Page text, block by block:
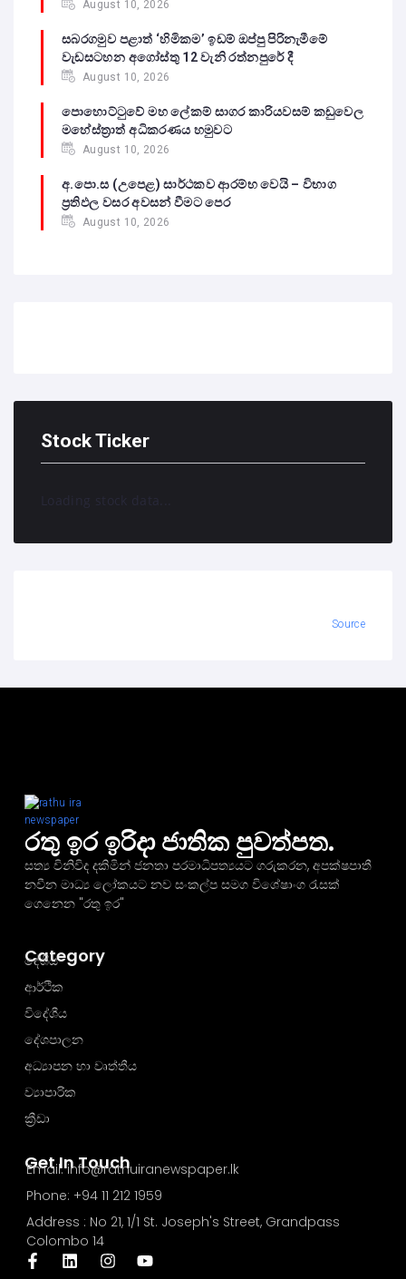
August 10, 2026
සබරගමුව පළාත් ‘හිමිකම’ ඉඩම් ඔප්පු පිරිනැමීමේ
වැඩසටහන අගෝස්තු 12 වැනි රත්නපුරේ දී
August 10, 2026
පොහොට්ටුවේ මහ ලේකම් සාගර කාරියවසම් කඩුවෙල
මහේස්ත්‍රාත් අධිකරණය හමුවට
August 10, 2026
අ.පො.ස (උපෙළ) සාර්ථකව ආරම්භ වෙයි – විභාග
ප්‍රතිඵල වසර අවසන් වීමට පෙර
August 10, 2026
Stock Ticker
Loading stock data...
Source
රතු ඉර ඉරිදා ජාතික පුවත්පත.
සත්‍ය විනිවිද දකිමින් ජනතා පරමාධිපත්‍යයට ගරුකරන, අපක්ෂපාතී
නවීන මාධ්‍ය ලෝකයට නව සංකල්ප සමග විශේෂාංග රැසක්
ගෙනෙන "රතු ඉර"
Get In Touch
Email: info@rathuiranewspaper.lk
Phone: +94 11 212 1959
Address : No 21, 1/1 St. Joseph's Street, Grandpass
Colombo 14
Category
දේශීය
ආර්ථික
විදේශීය
දේශපාලන
අධ්‍යාපන හා වෘත්තීය
ව්‍යාපාරික
ක්‍රීඩා